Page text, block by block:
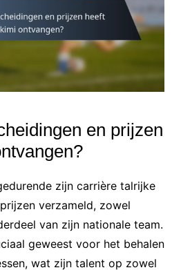
en prijzen
zijn carrière talrijke
verzameld, zowel
van zijn nationale team.
geweest voor het behalen
wat zijn talent op zowel